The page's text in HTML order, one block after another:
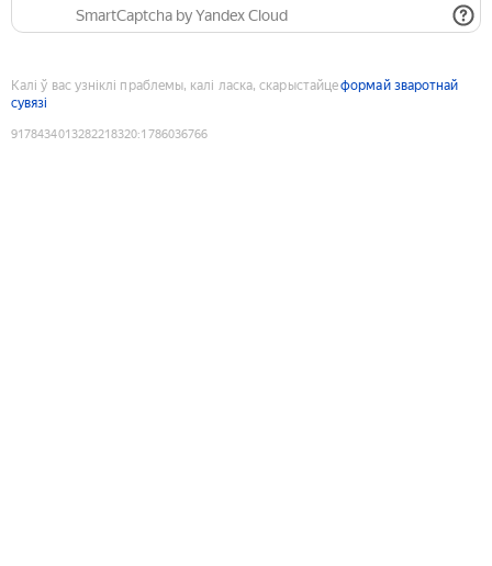
SmartCaptcha by Yandex Cloud
Калі ў вас узніклі праблемы, калі ласка, скарыстайцеформай зваротнай
сувязі
9178434013282218320:1786036766